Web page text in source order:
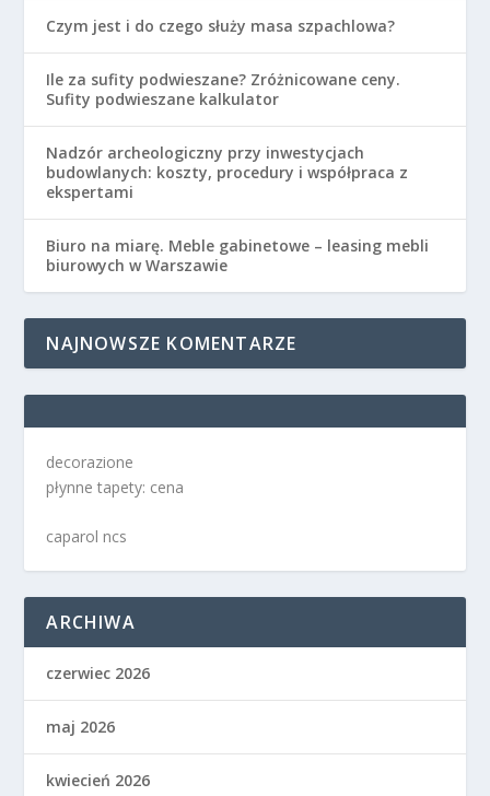
Czym jest i do czego służy masa szpachlowa?
Ile za sufity podwieszane? Zróżnicowane ceny.
Sufity podwieszane kalkulator
Nadzór archeologiczny przy inwestycjach
budowlanych: koszty, procedury i współpraca z
ekspertami
Biuro na miarę. Meble gabinetowe – leasing mebli
biurowych w Warszawie
NAJNOWSZE KOMENTARZE
decorazione
płynne tapety: cena
caparol ncs
ARCHIWA
czerwiec 2026
maj 2026
kwiecień 2026